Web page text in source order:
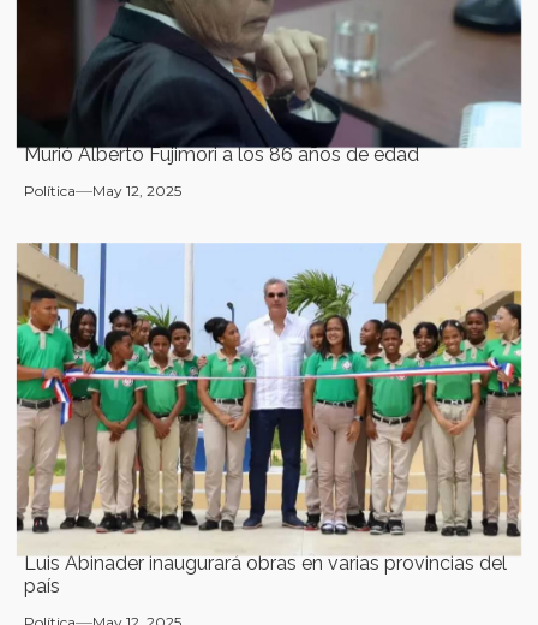
Murió Alberto Fujimori a los 86 años de edad
Política May 12, 2025
Luis Abinader inaugurará obras en varias provincias del
país